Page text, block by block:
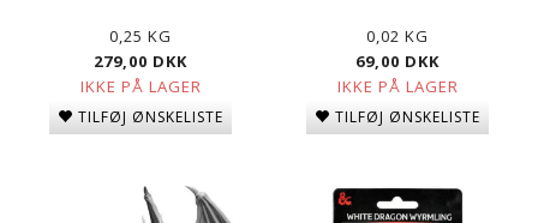
0,25 KG
279,00 DKK
IKKE PÅ LAGER
TILFØJ ØNSKELISTE
0,02 KG
69,00 DKK
IKKE PÅ LAGER
TILFØJ ØNSKELISTE